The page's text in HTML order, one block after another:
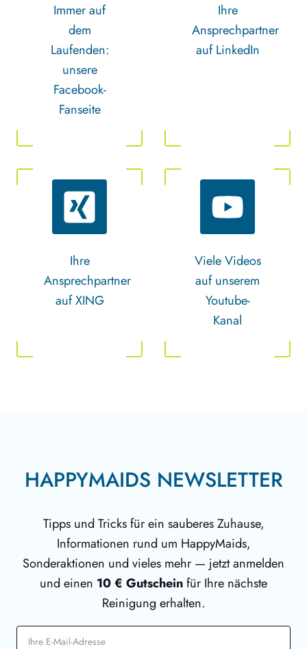
Immer auf
dem
Laufenden:
unsere
Facebook-
Fanseite
Ihre
Ansprechpartner
auf LinkedIn
Ihre
Ansprechpartner
auf XING
Viele Videos
auf unserem
Youtube-
Kanal
HAPPYMAIDS NEWSLETTER
Tipps und Tricks für ein sauberes Zuhause,
Informationen rund um HappyMaids,
Sonderaktionen und vieles mehr — jetzt anmelden
und einen 10 € Gutscheinfür Ihre nächste
Reinigung erhalten.
E-Mail-Adresse